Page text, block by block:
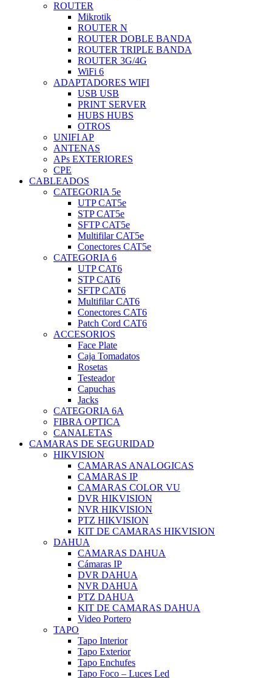
ROUTER
Mikrotik
ROUTER N
ROUTER DOBLE BANDA
ROUTER TRIPLE BANDA
ROUTER 3G/4G
WiFi 6
ADAPTADORES WIFI
USB USB
PRINT SERVER
HUBS HUBS
OTROS
UNIFI AP
ANTENAS
APs EXTERIORES
CPE
CABLEADOS
CATEGORIA 5e
UTP CAT5e
STP CAT5e
SFTP CAT5e
Multifilar CAT5e
Conectores CAT5e
CATEGORIA 6
UTP CAT6
STP CAT6
SFTP CAT6
Multifilar CAT6
Conectores CAT6
Patch Cord CAT6
ACCESORIOS
Face Plate
Caja Tomadatos
Rosetas
Testeador
Capuchas
Jacks
CATEGORIA 6A
FIBRA OPTICA
CANALETAS
CAMARAS DE SEGURIDAD
HIKVISION
CAMARAS ANALOGICAS
CAMARAS IP
CAMARAS COLOR VU
DVR HIKVISION
NVR HIKVISION
PTZ HIKVISION
KIT DE CAMARAS HIKVISION
DAHUA
CAMARAS DAHUA
Cámaras IP
DVR DAHUA
NVR DAHUA
PTZ DAHUA
KIT DE CAMARAS DAHUA
Video Portero
TAPO
Tapo Interior
Tapo Exterior
Tapo Enchufes
Tapo Foco – Luces Led